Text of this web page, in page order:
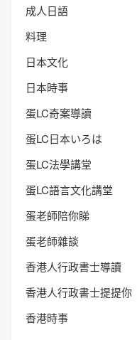
成人日語
料理
日本文化
日本時事
蛋LC奇案導讀
蛋LC日本いろは
蛋LC法學講堂
蛋LC語言文化講堂
蛋老師陪你睇
蛋老師雜談
香港人行政書士導讀
香港人行政書士提提你
香港時事